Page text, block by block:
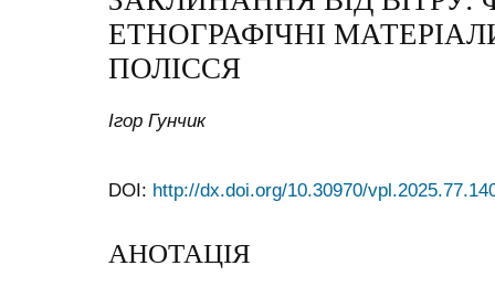
ЕТНОГРАФІЧНІ
ПОЛІССЯ
Ігор Гунчик
DOI: http://dx.doi.org/10.30970/
АНОТАЦІЯ